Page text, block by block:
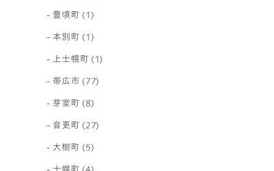
豊頃町 (1)
本別町 (1)
上士幌町 (1)
帯広市 (77)
芽室町 (8)
音更町 (27)
大樹町 (5)
(4)